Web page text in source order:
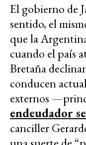
El gobierno de
sentido, el
que la
cuando el país
Bretaña
conducen
externos
endeudador
canciller